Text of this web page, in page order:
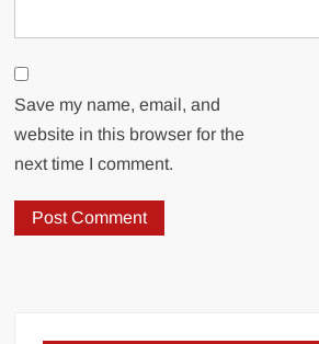
Save my name, email, and
website in this browser for the
next time I comment.